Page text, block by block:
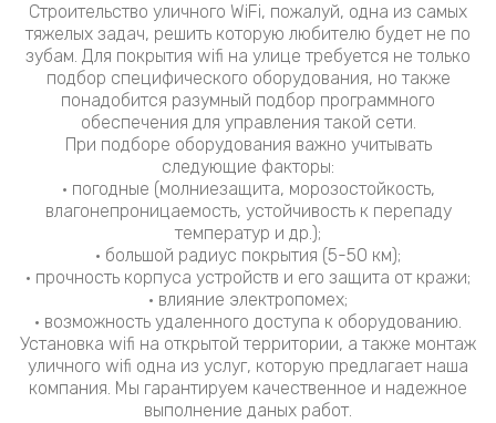
Строительство уличного WiFi, пожалуй, одна из самых
тяжелых задач, решить которую любителю будет не по
зубам. Для покрытия wifi на улице требуется не только
подбор специфического оборудования, но также
понадобится разумный подбор программного
обеспечения для управления такой сети.
При подборе оборудования важно учитывать
следующие факторы:
• погодные (молниезащита, морозостойкость,
влагонепроницаемость, устойчивость к перепаду
температур и др.);
• большой радиус покрытия (5-50 км);
• прочность корпуса устройств и его защита от кражи;
• влияние электропомех;
• возможность удаленного доступа к оборудованию.
Установка wifi на открытой территории, а также монтаж
уличного wifi одна из услуг, которую предлагает наша
компания. Мы гарантируем качественное и надежное
выполнение даных работ.